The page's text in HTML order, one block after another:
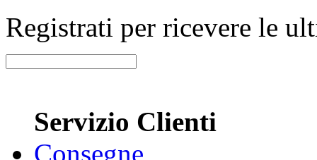
Registrati per ricevere le
Servizio Clienti
Consegne